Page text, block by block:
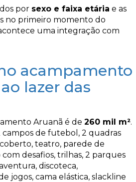
por sexo e faixa etária e as
no primeiro momento do
uma integração com
acampamento
lazer das
Aruanã é de 260 mil m².
campos de futebol, 2 quadras
teatro, parede de
desafios, trilhas, 2 parques
discoteca,
jogos, cama elástica, slackline